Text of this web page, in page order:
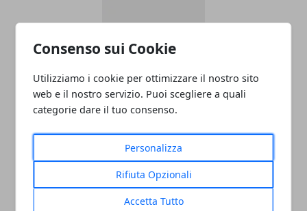
Consenso sui Cookie
Utilizziamo i cookie per ottimizzare il nostro sito
web e il nostro servizio. Puoi scegliere a quali
categorie dare il tuo consenso.
Personalizza
Rifiuta Opzionali
Accetta Tutto
ADDETTO/A ALLE VENDITE
CATEGORIE PROTETTE - OUTLET CASTEL
ROMANO
05/11/2024